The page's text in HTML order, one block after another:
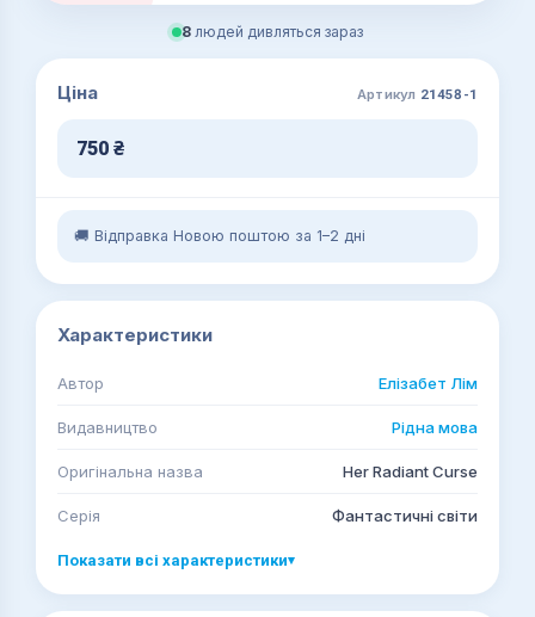
8 людей дивляться зараз
Ціна Артикул 21458-1
750 ₴
🚚 Відправка Новою поштою за 1–2 дні
Характеристики
Автор Елізабет Лім
Видавництво Рідна мова
Оригінальна назва Her Radiant Curse
Серія Фантастичні світи
Показати всі характеристики▾